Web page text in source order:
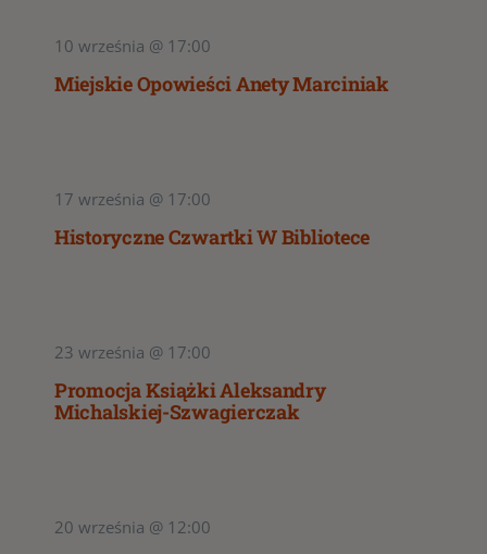
10 września @ 17:00
Miejskie Opowieści Anety Marciniak
17 września @ 17:00
Historyczne Czwartki W Bibliotece
23 września @ 17:00
Promocja Książki Aleksandry
Michalskiej-Szwagierczak
20 września @ 12:00